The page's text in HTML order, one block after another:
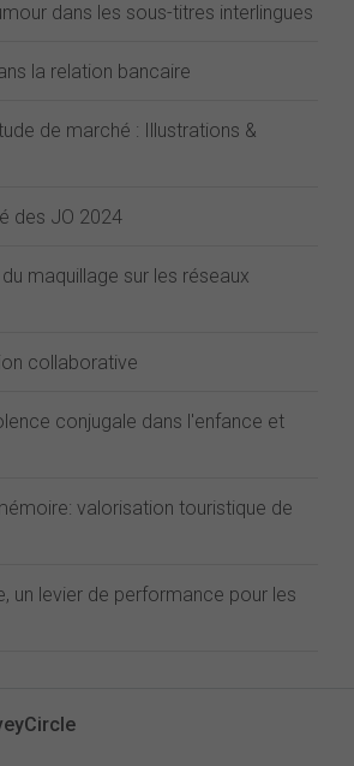
dans les sous-titres interlingues
la relation bancaire
de marché : Illustrations &
des JO 2024
maquillage sur les réseaux
collaborative
conjugale dans l'enfance et
valorisation touristique de
un levier de performance pour les